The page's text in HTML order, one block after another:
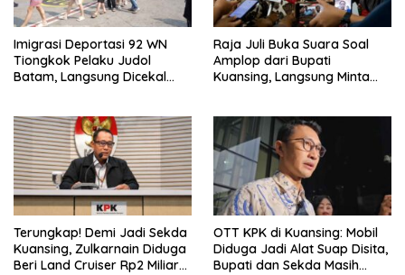
Imigrasi Deportasi 92 WN
Tiongkok Pelaku Judol
Batam, Langsung Dicekal
Raja Juli Buka Suara Soal
Amplop dari Bupati
Kuansing, Langsung Minta
Terungkap! Demi Jadi Sekda
Kuansing, Zulkarnain Diduga
Beri Land Cruiser Rp2 Miliar
OTT KPK di Kuansing: Mobil
Diduga Jadi Alat Suap Disita,
Bupati dan Sekda Masih